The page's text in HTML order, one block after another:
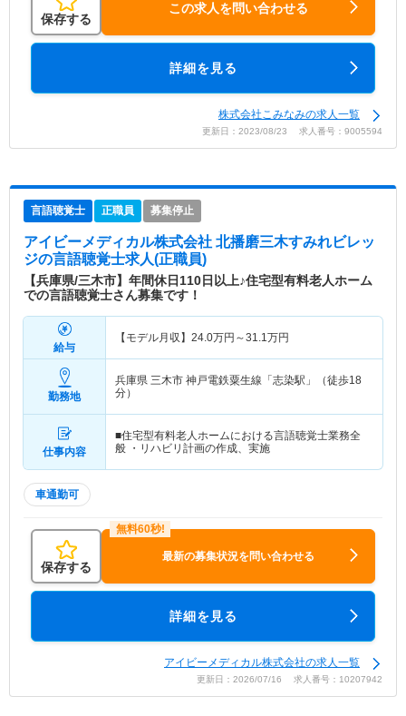
保存する
この求人を問い合わせる
詳細を見る
株式会社こみなみの求人一覧
更新日：2023/08/23 求人番号：9005594
言語聴覚士 正職員 募集停止
アイビーメディカル株式会社 北播磨三木すみれビレッ
ジの言語聴覚士求人(正職員)
【兵庫県/三木市】年間休日110日以上♪住宅型有料老人ホーム
での言語聴覚士さん募集です！
給与
【モデル月収】 24.0万円～31.1万円
勤務地
兵庫県 三木市 神戸電鉄粟生線「志染駅」（徒歩18
分）
仕事内容
■住宅型有料老人ホームにおける言語聴覚士業務全
般 ・リハビリ計画の作成、実施
車通勤可
保存する
最新の募集状況を問い合わせる
詳細を見る
アイビーメディカル株式会社の求人一覧
更新日：2026/07/16 求人番号：10207942